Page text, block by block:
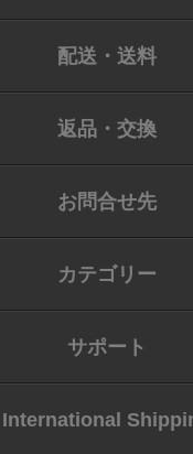
配送・送料
返品・交換
お問合せ先
カテゴリー
サポート
International